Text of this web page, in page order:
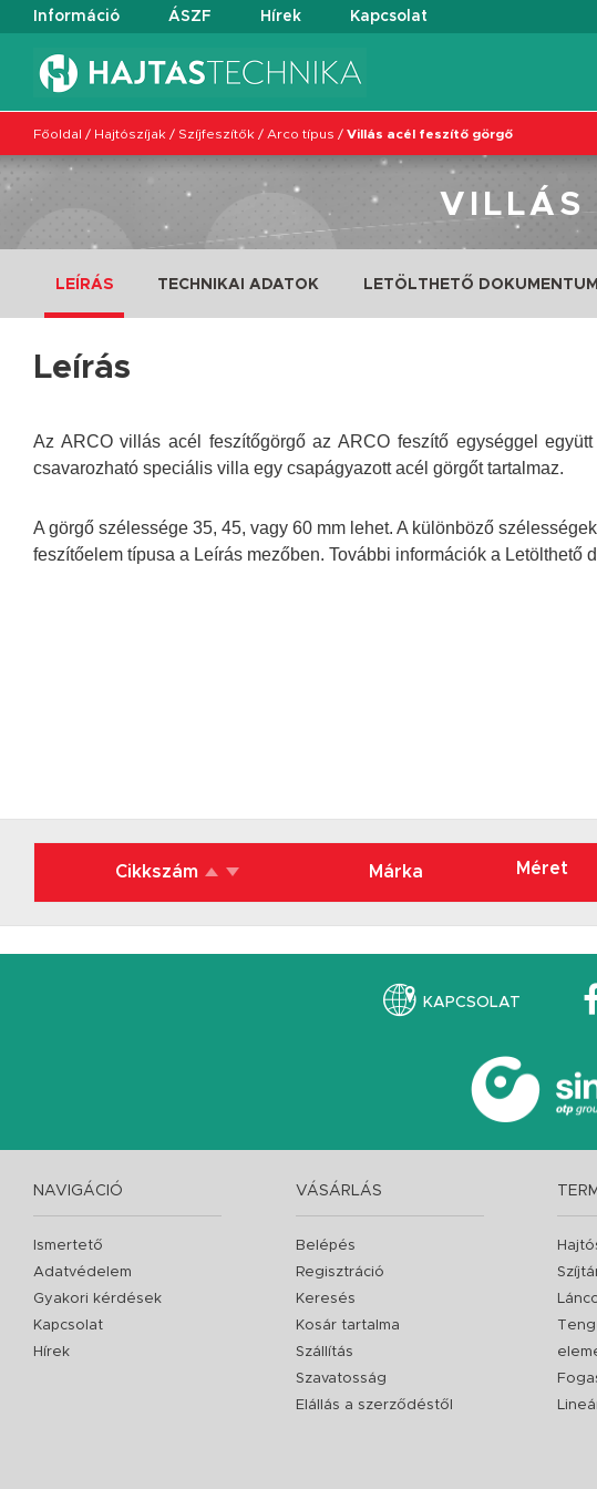
Információ ÁSZF Hírek Kapcsolat
Főoldal / Hajtószíjak / Szíjfeszítők / Arco típus / Villás acél feszítő görgő
VILLÁS
LEÍRÁS TECHNIKAI ADATOK LETÖLTHETŐ
Leírás
Az ARCO villás acél feszítőgörgő az ARCO feszítő egységgel
csavarozható speciális villa egy csapágyazott acél görgőt tartalmaz.
A görgő szélessége 35, 45, vagy 60 mm lehet. A különböző
feszítőelem típusa a Leírás mezőben. További információk a Letölthető
Cikkszám Márka Méret
KAPCSOLAT
NAVIGÁCIÓ
Ismertető
Adatvédelem
Gyakori kérdések
Kapcsolat
Hírek
VÁSÁRLÁS
Belépés
Regisztráció
Keresés
Kosár tartalma
Szállítás
Szavatosság
Elállás a szerződéstől